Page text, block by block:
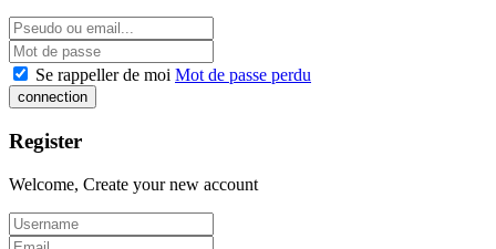
Se rappeller de moi Mot de passe perdu
Register
Welcome, Create your new account